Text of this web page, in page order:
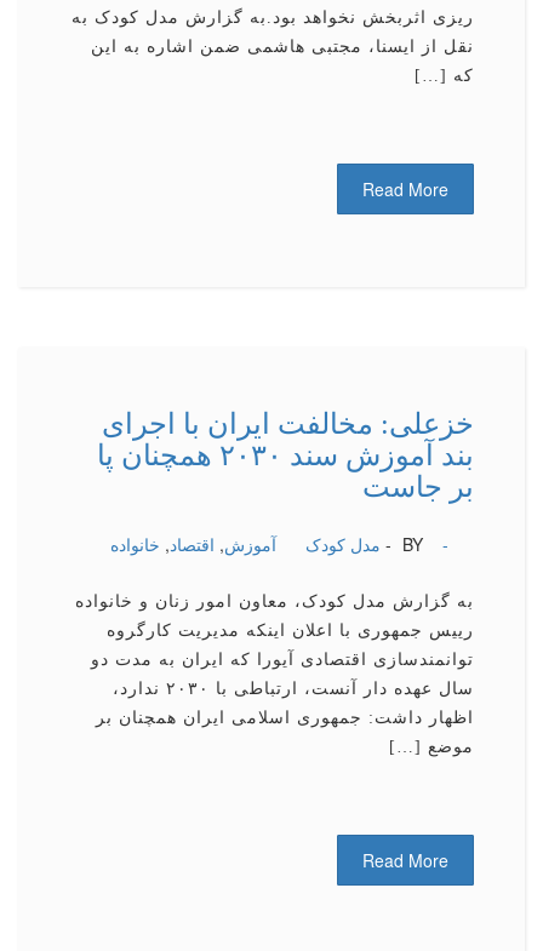
ریزی اثربخش نخواهد بود.به گزارش مدل کودک به
نقل از ایسنا، مجتبی هاشمی ضمن اشاره به این
که […]
Read More
خزعلی: مخالفت ایران با اجرای
بند آموزش سند ۲۰۳۰ همچنان پا
بر جاست
BY - مدل کودک آموزش, اقتصاد, خانواده -
به گزارش مدل کودک، معاون امور زنان و خانواده
رییس جمهوری با اعلان اینکه مدیریت کارگروه
توانمندسازی اقتصادی آیورا که ایران به مدت دو
سال عهده دار آنست، ارتباطی با ۲۰۳۰ ندارد،
اظهار داشت: جمهوری اسلامی ایران همچنان بر
موضع […]
Read More